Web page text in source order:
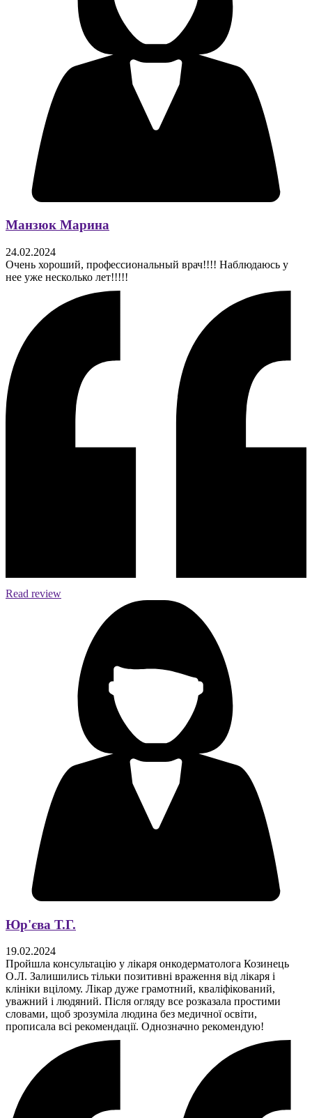
Манзюк Марина
24.02.2024
Очень хороший, профессиональный врач!!!! Наблюдаюсь у
нее уже несколько лет!!!!!
Read review
Юр'єва Т.Г.
19.02.2024
Пройшла консультацію у лікаря онкодерматолога Козинець
О.Л. Залишились тільки позитивні враження від лікаря і
клініки вцілому. Лікар дуже грамотний, кваліфікований,
уважний і людяний. Після огляду все розказала простими
словами, щоб зрозуміла людина без медичної освіти,
прописала всі рекомендації. Однозначно рекомендую!